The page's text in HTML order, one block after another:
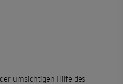
umsichtigen Hilfe des